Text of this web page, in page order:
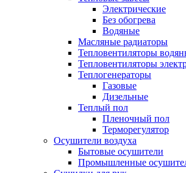
Электрические
Без обогрева
Водяные
Масляные радиаторы
Тепловентиляторы
Тепловентиляторы
Теплогенераторы
Газовые
Дизельные
Теплый пол
Пленочный пол
Терморегулятор
Осушители воздуха
Бытовые осушители
Промышленные